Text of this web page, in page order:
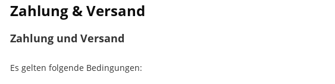
Zahlung & Versand
Zahlung und Versand
Es gelten folgende Bedingungen: